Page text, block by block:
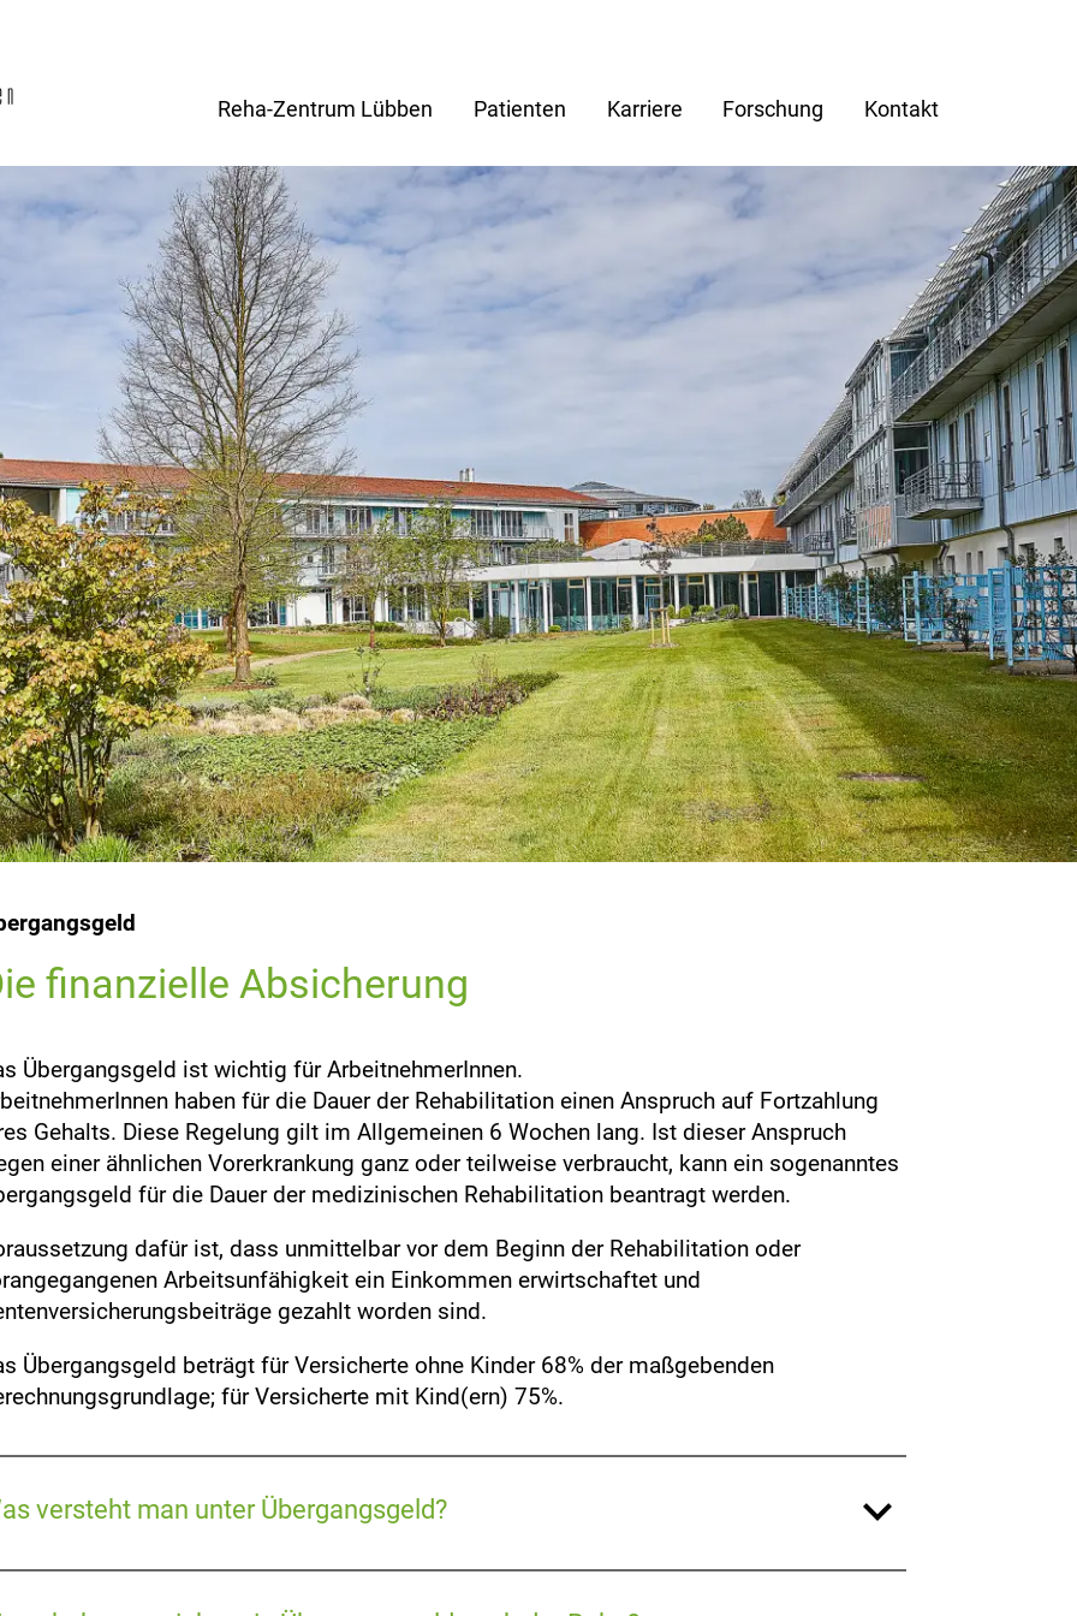
Reha-Zentrum Lübben Patienten Karriere Forschung Kontakt
finanzielle Absicherung
Übergangsgeld ist wichtig für ArbeitnehmerInnen.
haben für die Dauer der Rehabilitation einen Anspruch auf Fortzahlung
Gehalts. Diese Regelung gilt im Allgemeinen 6 Wochen lang. Ist dieser Anspruch
einer ähnlichen Vorerkrankung ganz oder teilweise verbraucht, kann ein sogenanntes
für die Dauer der medizinischen Rehabilitation beantragt werden.
dafür ist, dass unmittelbar vor dem Beginn der Rehabilitation oder
Arbeitsunfähigkeit ein Einkommen erwirtschaftet und
gezahlt worden sind.
Übergangsgeld beträgt für Versicherte ohne Kinder 68% der maßgebenden
für Versicherte mit Kind(ern) 75%.
versteht man unter Übergangsgeld? expand_more